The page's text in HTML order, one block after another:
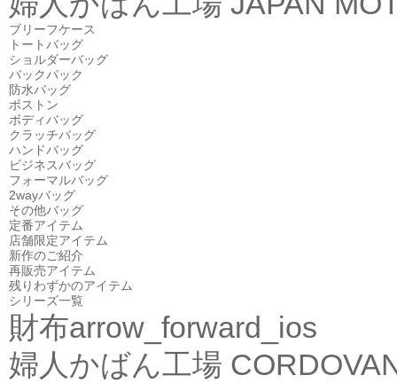
ブリーフケース
トートバッグ
ショルダーバッグ
バックパック
防水バッグ
ボストン
ボディバッグ
クラッチバッグ
ハンドバッグ
ビジネスバッグ
フォーマルバッグ
2wayバッグ
その他バッグ
定番アイテム
店舗限定アイテム
新作のご紹介
再販売アイテム
残りわずかのアイテム
シリーズ一覧
財布arrow_forward_ios
婦人かばん工場